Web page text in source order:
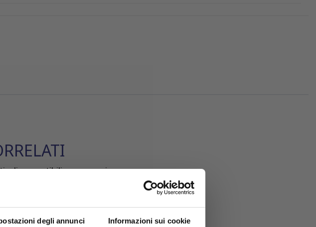
degli annunci Informazioni sui cookie
compatibili o accessori: